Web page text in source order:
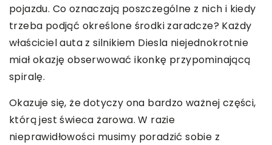
pojazdu. Co oznaczają poszczególne z nich i kiedy
trzeba podjąć określone środki zaradcze? Każdy
właściciel auta z silnikiem Diesla niejednokrotnie
miał okazję obserwować ikonkę przypominającą
spiralę.
Okazuje się, że dotyczy ona bardzo ważnej części,
którą jest świeca żarowa. W razie
nieprawidłowości musimy poradzić sobie z